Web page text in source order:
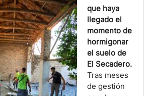
que haya
llegado el
momento de
hormigonar
el suelo de
El Secadero.
Tras meses
de gestión